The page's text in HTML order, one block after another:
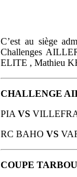
C’est au siège
Challenges
ELITE , Mathieu
CHALLENGE
PIA VS
RC BAHO VS
COUPE